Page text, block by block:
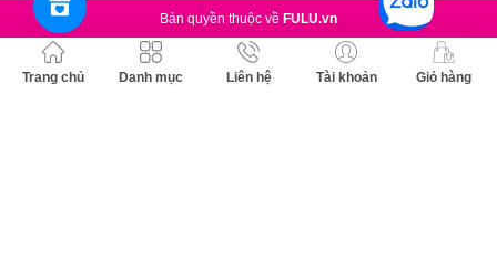
Trang chủ Danh mục Liên hệ Tài khoản Giỏ hàng
Bản quyền thuộc về FULU.vn